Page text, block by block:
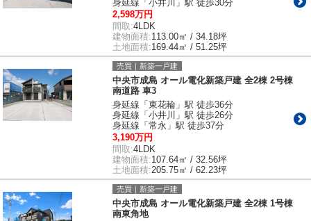
身延線「小井川」駅 徒歩30分
2,598万円
間取:4LDK
建物面積:113.00㎡ / 34.18坪
土地面積:169.44㎡ / 51.25坪
売買｜新築一戸建
中央市成島 オール電化新築戸建 全2棟 2号棟
南道路 車3
身延線「東花輪」駅 徒歩36分
身延線「小井川」駅 徒歩26分
身延線「常永」駅 徒歩37分
3,190万円
間取:4LDK
建物面積:107.64㎡ / 32.56坪
土地面積:205.75㎡ / 62.23坪
売買｜新築一戸建
中央市成島 オール電化新築戸建 全2棟 1号棟
南東角地